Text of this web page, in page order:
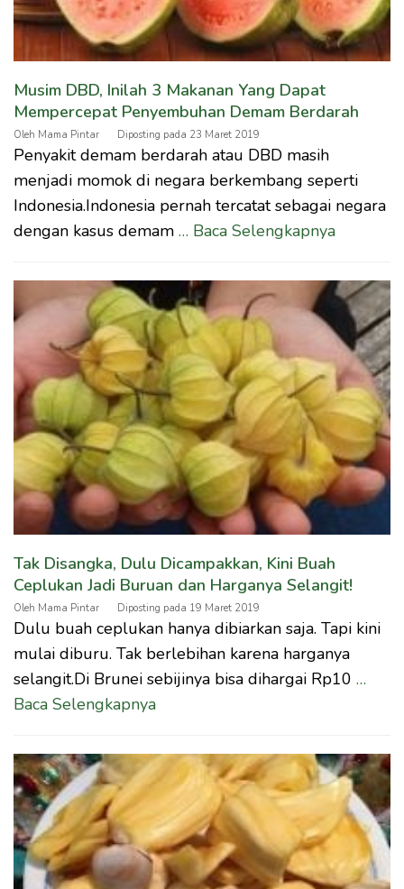
Musim DBD, Inilah 3 Makanan Yang Dapat
Mempercepat Penyembuhan Demam Berdarah
Oleh Mama Pintar Diposting pada 23 Maret 2019
Penyakit demam berdarah atau DBD masih
menjadi momok di negara berkembang seperti
Indonesia.Indonesia pernah tercatat sebagai negara
dengan kasus demam … Baca Selengkapnya
Tak Disangka, Dulu Dicampakkan, Kini Buah
Ceplukan Jadi Buruan dan Harganya Selangit!
Oleh Mama Pintar Diposting pada 19 Maret 2019
Dulu buah ceplukan hanya dibiarkan saja. Tapi kini
mulai diburu. Tak berlebihan karena harganya
selangit.Di Brunei sebijinya bisa dihargai Rp10 …
Baca Selengkapnya